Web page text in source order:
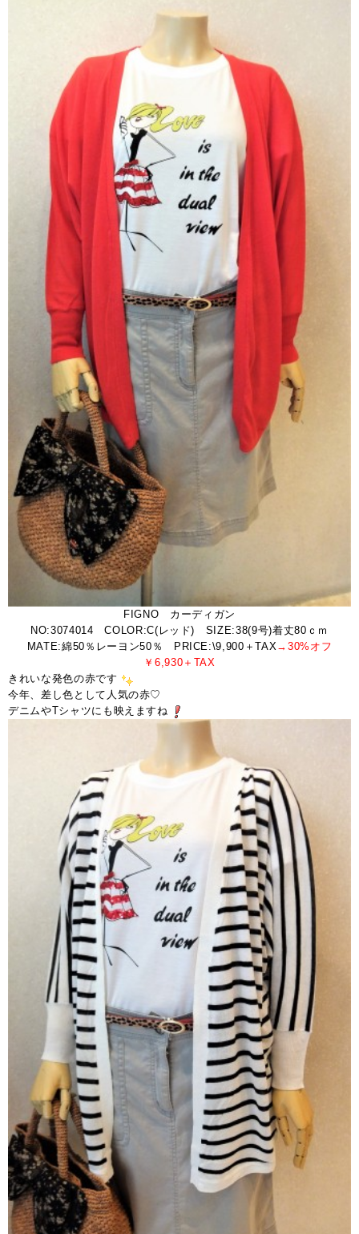
FIGNO カーディガン
NO:3074014 COLOR:C(レッド) SIZE:38(9号)着丈80ｃｍ
MATE:綿50％レーヨン50％ PRICE:\9,900＋TAX→30%オフ
￥6,930＋TAX
きれいな発色の赤です
今年、差し色として人気の赤♡
デニムやTシャツにも映えますね